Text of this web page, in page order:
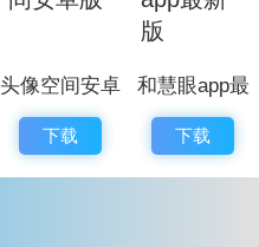
头像空间安卓
版
下载
和慧眼app最
新版
下载